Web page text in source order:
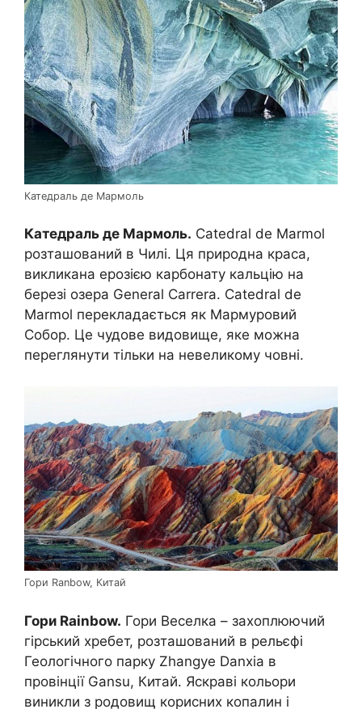
Катедраль де Мармоль
Катедраль де Мармоль. Catedral de Marmol
розташований в Чилі. Ця природна краса,
викликана ерозією карбонату кальцію на
березі озера General Carrera. Catedral de
Marmol перекладається як Мармуровий
Собор. Це чудове видовище, яке можна
переглянути тільки на невеликому човні.
Гори Ranbow, Китай
Гори Rainbow. Гори Веселка – захоплюючий
гірський хребет, розташований в рельєфі
Геологічного парку Zhangye Danxia в
провінції Gansu, Китай. Яскраві кольори
виникли з родовищ корисних копалин і